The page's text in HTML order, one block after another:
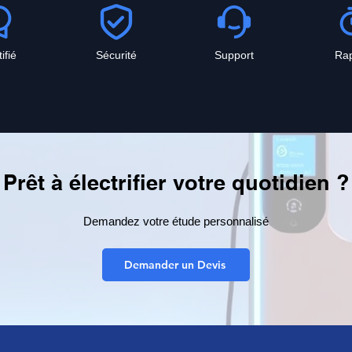
Sécurité Support
Prêt à électrifier votre quotidien ?
Demandez votre étude personnalisé
Demander un Devis